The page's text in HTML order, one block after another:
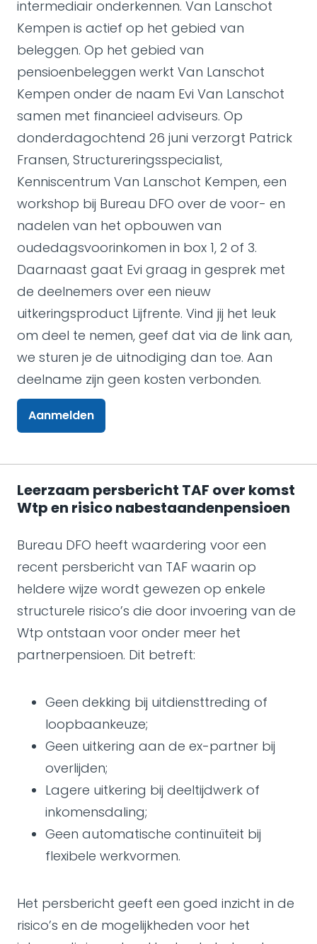
intermediair onderkennen. Van Lanschot
Kempen is actief op het gebied van
beleggen. Op het gebied van
pensioenbeleggen werkt Van Lanschot
Kempen onder de naam Evi Van Lanschot
samen met financieel adviseurs. Op
donderdagochtend 26 juni verzorgt Patrick
Fransen, Structureringsspecialist,
Kenniscentrum Van Lanschot Kempen, een
workshop bij Bureau DFO over de voor- en
nadelen van het opbouwen van
oudedagsvoorinkomen in box 1, 2 of 3.
Daarnaast gaat Evi graag in gesprek met
de deelnemers over een nieuw
uitkeringsproduct Lijfrente. Vind jij het leuk
om deel te nemen, geef dat via de link aan,
we sturen je de uitnodiging dan toe. Aan
deelname zijn geen kosten verbonden.
Aanmelden
Leerzaam persbericht TAF over komst
Wtp en risico nabestaandenpensioen
Bureau DFO heeft waardering voor een
recent persbericht van TAF waarin op
heldere wijze wordt gewezen op enkele
structurele risico’s die door invoering van de
Wtp ontstaan voor onder meer het
partnerpensioen. Dit betreft:
Geen dekking bij uitdiensttreding of
loopbaankeuze;
Geen uitkering aan de ex-partner bij
overlijden;
Lagere uitkering bij deeltijdwerk of
inkomensdaling;
Geen automatische continuïteit bij
flexibele werkvormen.
Het persbericht geeft een goed inzicht in de
risico’s en de mogelijkheden voor het